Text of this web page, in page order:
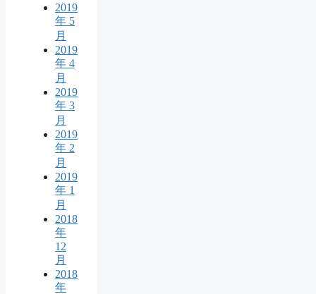
2019
年 5
月
2019
年 4
月
2019
年 3
月
2019
年 2
月
2019
年 1
月
2018
年
12
月
2018
年